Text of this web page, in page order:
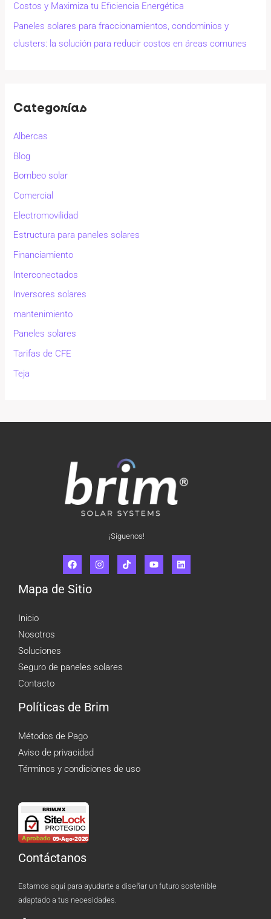
Costos y Maximiza tu Eficiencia Energética
Paneles solares para fraccionamientos, condominios y
clusters: la solución para reducir costos en áreas comunes
Categorías
Albercas
Blog
Bombeo solar
Comercial
Electromovilidad
Estructura para paneles solares
Financiamiento
Interconectados
Inversores solares
mantenimiento
Paneles solares
Tarifas de CFE
Teja
¡Síguenos!
Mapa de Sitio
Inicio
Nosotros
Soluciones
Seguro de paneles solares
Contacto
Políticas de Brim
Métodos de Pago
Aviso de privacidad
Términos y condiciones de uso
Contáctanos
Estamos aquí para ayudarte a diseñar un futuro sostenible
adaptado a tus necesidades.